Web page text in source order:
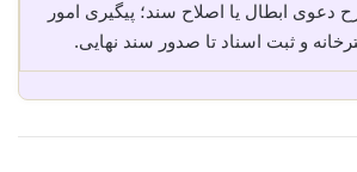
دعوی ابطال یا اصلاح سند؛ پیگیری امور
و ثبت اسناد تا صدور سند نهایی.